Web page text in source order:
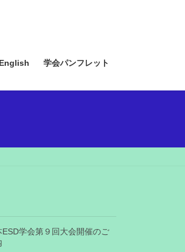
English 学会パンフレット
ESD学会第９回大会開催のご